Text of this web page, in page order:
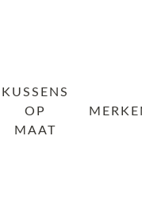
KUSSENS
OP
MAAT